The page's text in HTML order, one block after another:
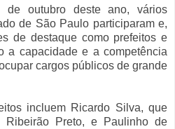
de outubro deste ano, vários
de São Paulo participaram e,
de destaque como prefeitos e
a capacidade e a competência
cargos públicos de grande
incluem Ricardo Silva, que
Ribeirão Preto, e Paulinho de